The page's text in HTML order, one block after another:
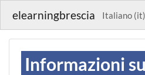
elearningbrescia Italiano ‎(it)‎
Informazioni